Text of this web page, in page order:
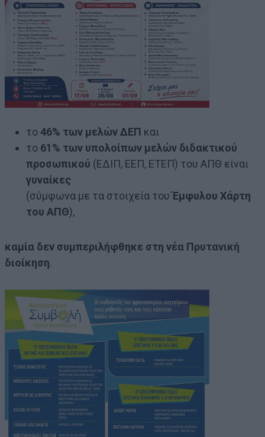
το 46% των μελών ΔΕΠ και
το 61% των υπολοίπων μελών διδακτικού
προσωπικού (ΕΔΙΠ, ΕΕΠ, ΕΤΕΠ) του ΑΠΘ είναι
γυναίκες
(σύμφωνα με τα στοιχεία τουΈμφυλου Χάρτη
του ΑΠΘ),
καμία δεν συμπεριλήφθηκε στη νέα Πρυτανική
διοίκηση.